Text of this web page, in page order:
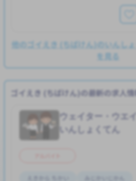
他のゴイえき (ちばけん)のいんし
を見る
ゴイえき (ちばけん)の最新の求人情
ウェイター・ウエ
いんしょくてん